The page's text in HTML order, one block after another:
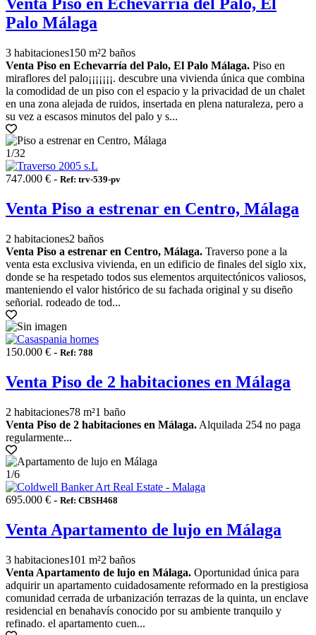
Venta Piso en Echevarría del Palo, El
Palo Málaga
3 habitaciones150 m²2 baños
Venta Piso en Echevarría del Palo, El Palo Málaga. Piso en
miraflores del palo¡¡¡¡¡¡¡. descubre una vivienda única que combina
la comodidad de un piso con el espacio y la privacidad de un chalet
en una zona alejada de ruidos, insertada en plena naturaleza, pero a
su vez a escasos minutos del palo y s...
1/32
747.000 € - Ref: trv-539-pv
Venta Piso a estrenar en Centro, Málaga
2 habitaciones2 baños
Venta Piso a estrenar en Centro, Málaga. Traverso pone a la
venta esta exclusiva vivienda, en un edificio de finales del siglo xix,
donde se ha respetado todos sus elementos arquitectónicos valiosos,
manteniendo el valor histórico de su fachada original y su diseño
señorial. rodeado de tod...
150.000 € - Ref: 788
Venta Piso de 2 habitaciones en Málaga
2 habitaciones78 m²1 baño
Venta Piso de 2 habitaciones en Málaga. Alquilada 254 no paga
regularmente...
1/6
695.000 € - Ref: CBSH468
Venta Apartamento de lujo en Málaga
3 habitaciones101 m²2 baños
Venta Apartamento de lujo en Málaga. Oportunidad única para
adquirir un apartamento cuidadosamente reformado en la prestigiosa
comunidad cerrada de urbanización terrazas de la quinta, un enclave
residencial en benahavís conocido por su ambiente tranquilo y
refinado. el apartamento cuen...